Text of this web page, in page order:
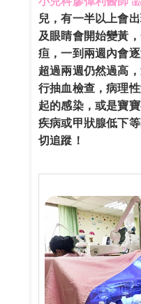
兒，有一半以上會
及眼睛會開始變黃
疸，一到兩週內會
超過兩週仍然過高
行抽血檢查，病理
起的感染，或是寶
疾病或甲狀腺低下
切追蹤！